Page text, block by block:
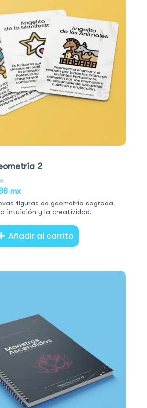
2
mx
figuras de geometría sagrada
intuición y la creatividad.
Añadir al carrito